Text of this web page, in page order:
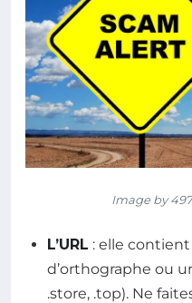
Image by
L’URL : elle
d’orthographe ou
.store, .top). Ne